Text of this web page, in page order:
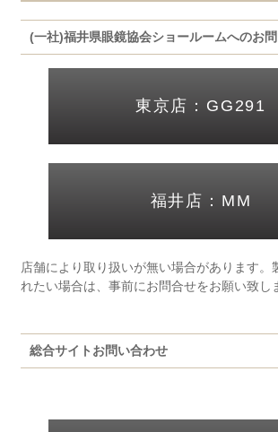
(一社)福井県眼鏡協会ショールームへのお
東京店：GG291
福井店：MM
店舗により取り扱いが無い場合があります。
れたい場合は、事前にお問合せをお願い致し
総合サイトお問い合わせ